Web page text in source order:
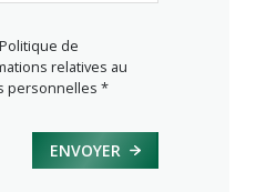
de
relatives au
personnelles *
ENVOYER